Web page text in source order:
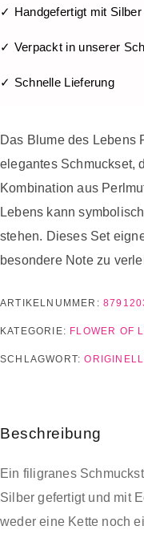
✓ Handgefertigt mit
✓ Verpackt in unserer
✓ Schnelle Lieferung
Das Blume des Lebens
elegantes Schmuckset,
Kombination aus
Lebens kann
stehen. Dieses Set
besondere Note zu
ARTIKELNUMMER:
KATEGORIE: FLOWER OF
SCHLAGWORT:
Beschreibung
Ein filigranes
Silber gefertigt und mit
weder eine Kette noch